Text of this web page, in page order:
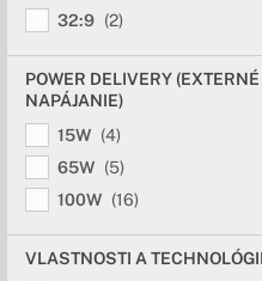
32:9 (2)
POWER DELIVERY (EXTERNÉ
NAPÁJANIE)
15W (4)
65W (5)
100W (16)
VLASTNOSTI A